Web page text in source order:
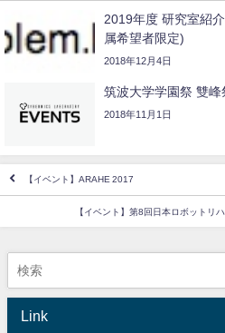
2019年度 研究室紹
属希望者限定)
2018年12月4日
筑波大学学園祭 雙
2018年11月1日
【イベント】ARAHE 2017
【イベント】第8回日本ロボットリ
Link